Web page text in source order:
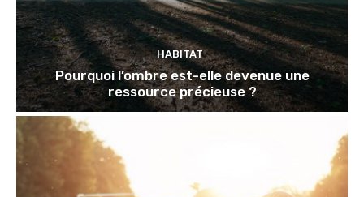
HABITAT
Pourquoi l’ombre est-elle devenue une
ressource précieuse ?